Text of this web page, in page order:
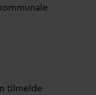
tilmelde